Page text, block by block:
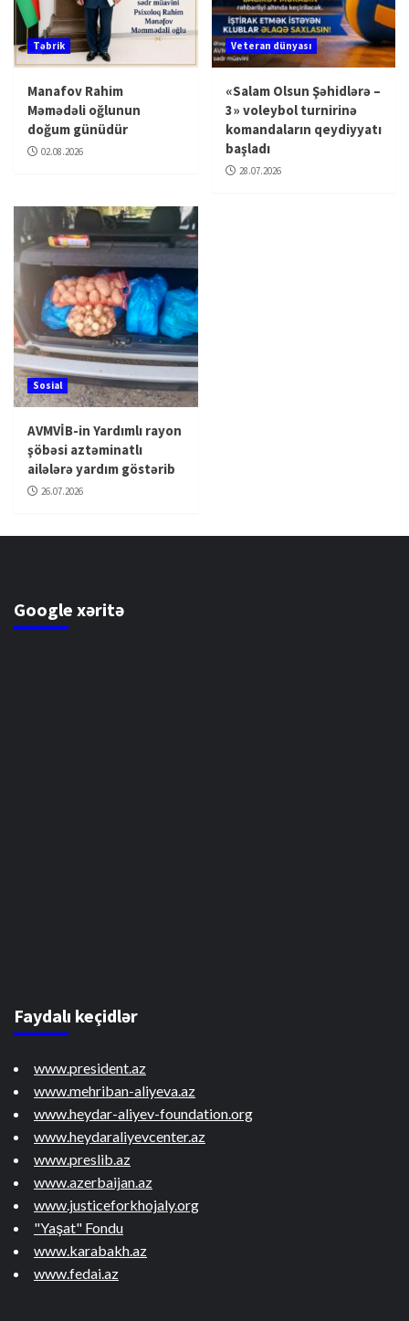
Təbrik
Manafov Rahim
Məmədəli oğlunun
doğum günüdür
02.08.2026
Veteran dünyası
«Salam Olsun Şəhidlərə –
3» voleybol turnirinə
komandaların qeydiyyatı
başladı
28.07.2026
Sosial
AVMVİB-in Yardımlı rayon
şöbəsi aztəminatlı
ailələrə yardım göstərib
26.07.2026
Google xəritə
Faydalı keçidlər
www.president.az
www.mehriban-aliyeva.az
www.heydar-aliyev-foundation.org
www.heydaraliyevcenter.az
www.preslib.az
www.azerbaijan.az
www.justiceforkhojaly.org
"Yaşat" Fondu
www.karabakh.az
www.fedai.az